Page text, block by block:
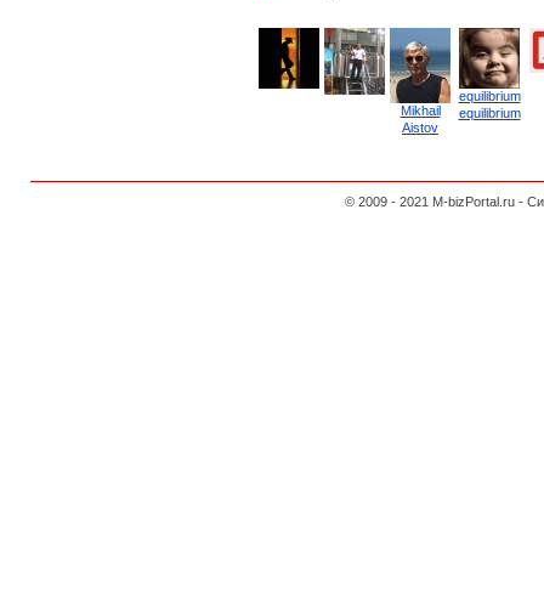
Mikhail
Aistov
equilibrium
equilibrium
© 2009 - 2021 M-bizPortal.ru -